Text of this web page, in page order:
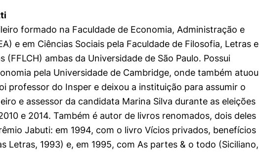
formado na Faculdade de Economia, Administração e
e em Ciências Sociais pela Faculdade de Filosofia, Letras e
(FFLCH) ambas da Universidade de São Paulo. Possui
pela Universidade de Cambridge, onde também atuou
professor do Insper e deixou a instituição para assumir o
e assessor da candidata Marina Silva durante as eleições
e 2014. Também é autor de livros renomados, dois deles
Jabuti: em 1994, com o livro Vícios privados, benefícios
Letras, 1993) e, em 1995, com As partes & o todo (Siciliano,
Cookies estritamente necessários
Cookies de preferências de usuário